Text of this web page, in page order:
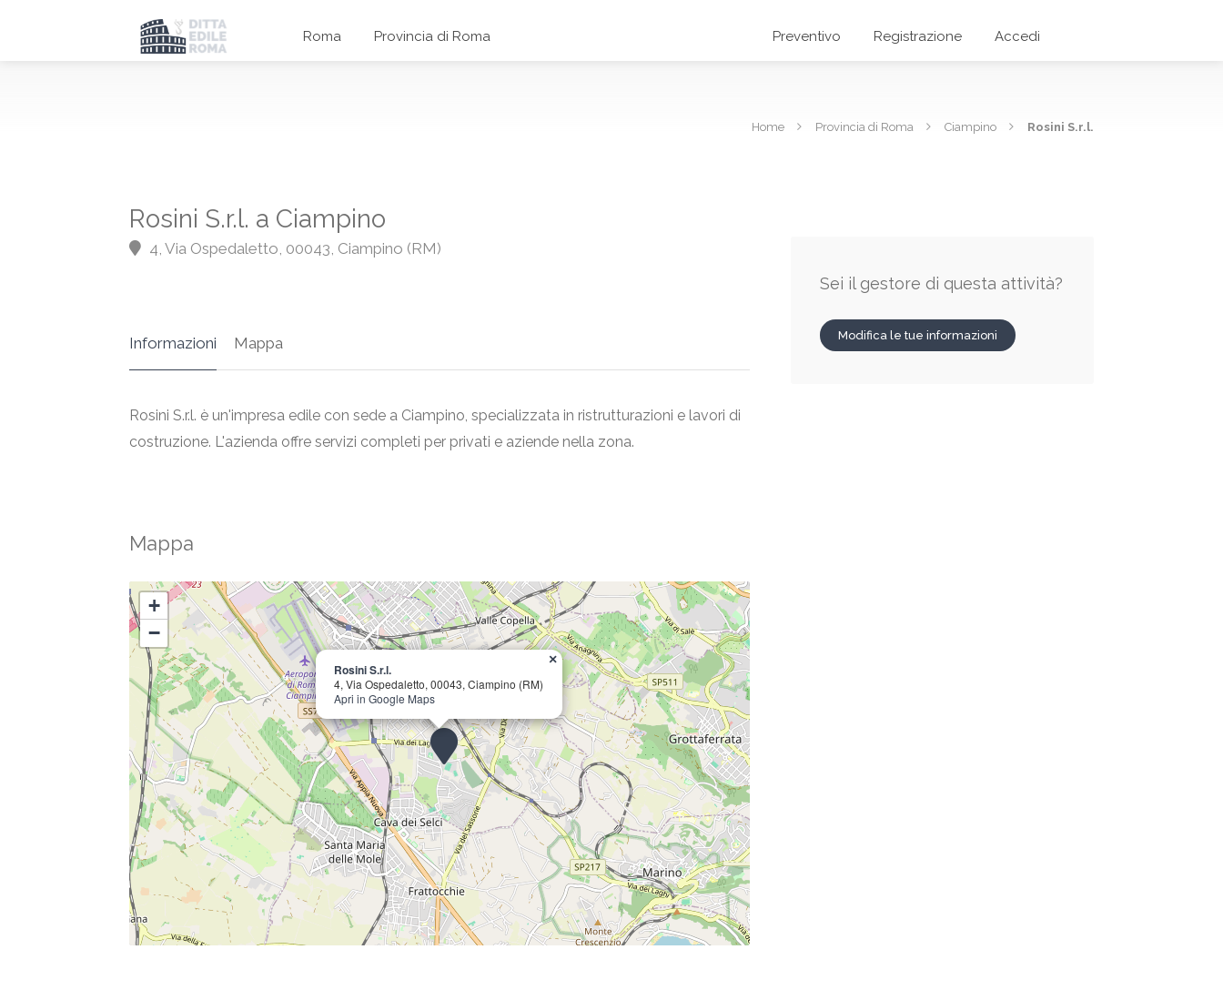
Roma Provincia di Roma Preventivo Registrazione Accedi
Home Provincia di Roma Ciampino Rosini S.r.l.
Rosini S.r.l. a Ciampino
4, Via Ospedaletto, 00043, Ciampino (RM)
Informazioni Mappa
Rosini S.r.l. è un'impresa edile con sede a Ciampino, specializzata in ristrutturazioni e lavori di
costruzione. L'azienda offre servizi completi per privati e aziende nella zona.
Mappa
Rosini S.r.l.
4, Via Ospedaletto, 00043, Ciampino (RM)
Apri in Google Maps
×
+
−
Sei il gestore di questa attività?
Modifica le tue informazioni